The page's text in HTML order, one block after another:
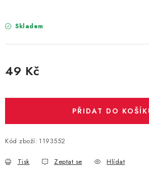
SEZÓNNÍ SVÁTKY
Obchodní podmínky
Podmínky ochrany osobních údajů
Skladem
49 Kč
PŘIDAT DO
Kód zboží: 1193552
Tisk Zeptat se Hlídat